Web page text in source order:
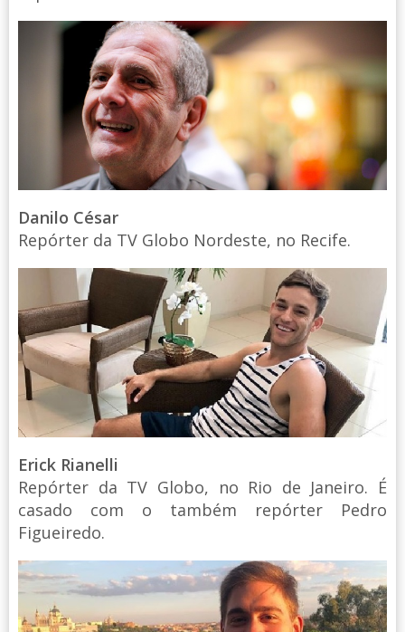
Danilo César
Repórter da TV Globo Nordeste, no Recife.
Erick Rianelli
Repórter da TV Globo, no Rio de Janeiro. É
casado com o também repórter Pedro
Figueiredo.